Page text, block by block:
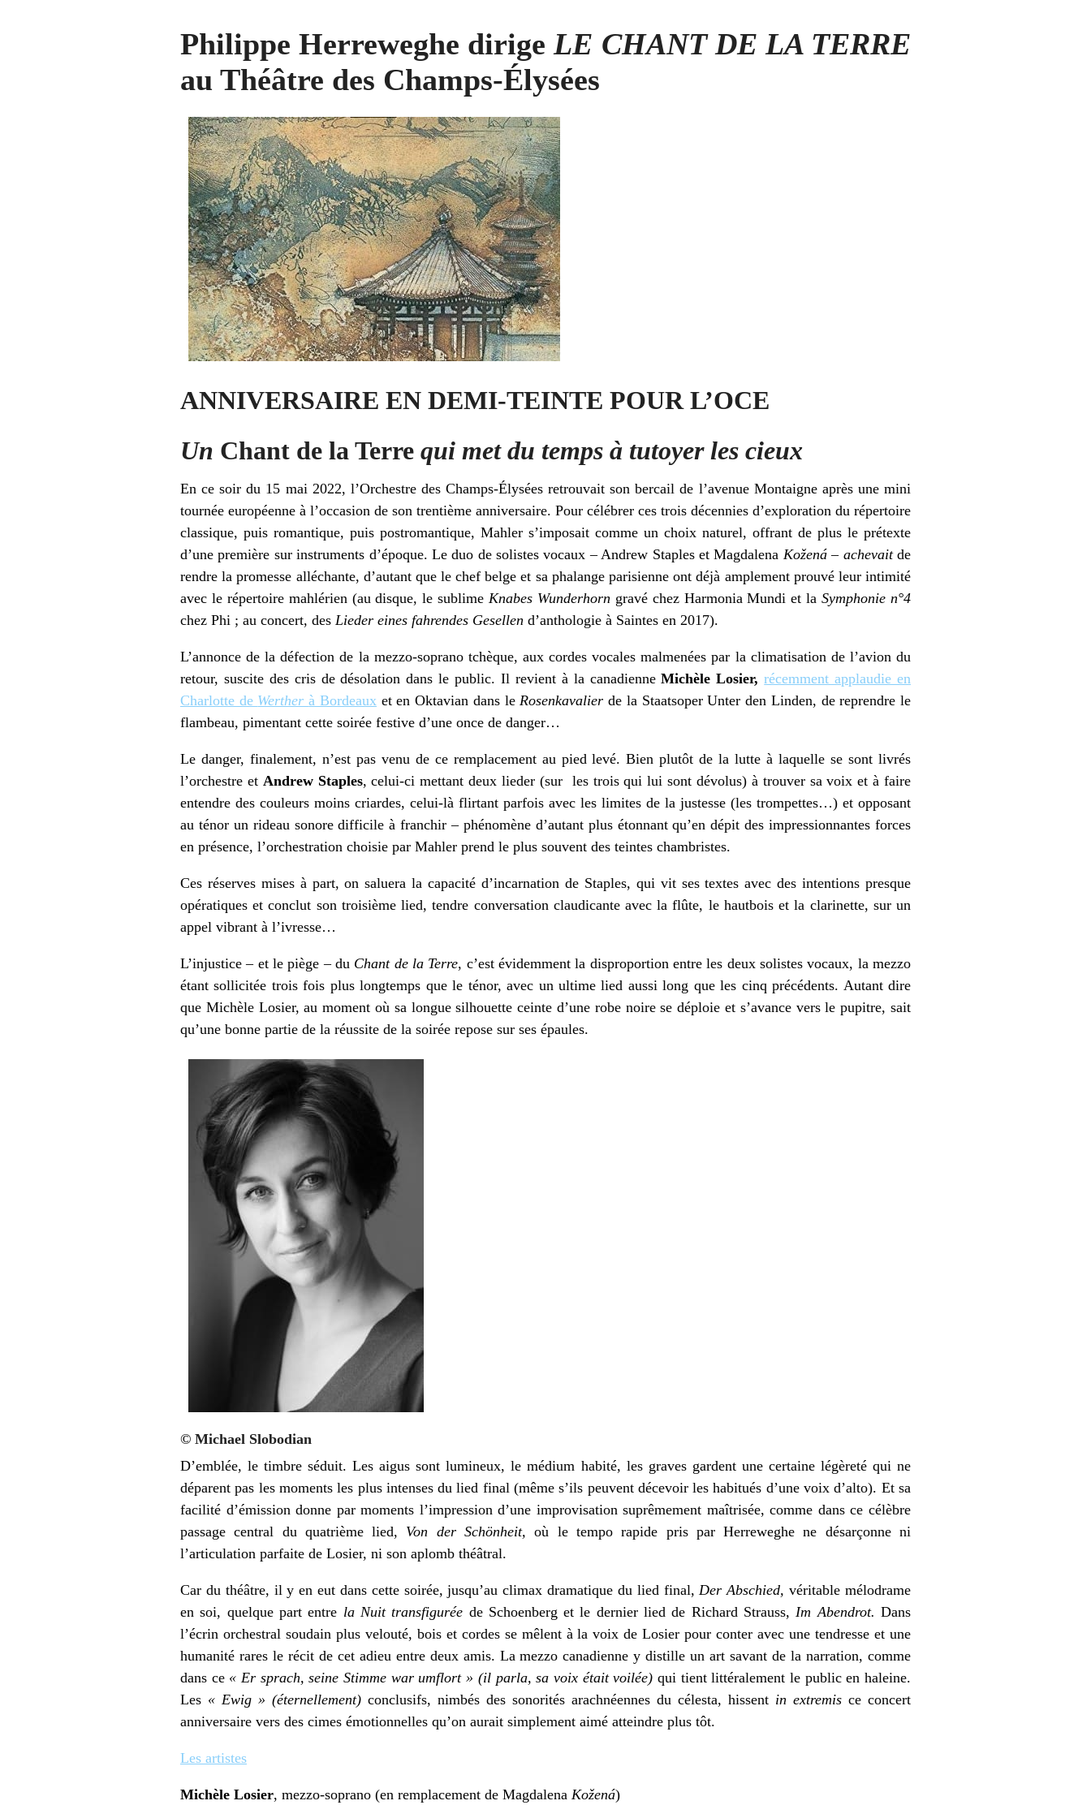
Philippe Herreweghe dirigeLE CHANT DE LA TERRE
au Théâtre des Champs-Élysées
ANNIVERSAIRE EN DEMI-TEINTE POUR L’OCE
Un Chant de la Terre qui met du temps à tutoyer les cieux
En ce soir du 15 mai 2022, l’Orchestre des Champs-Élysées retrouvait son bercail de l’avenue Montaigne après une mini
tournée européenne à l’occasion de son trentième anniversaire. Pour célébrer ces trois décennies d’exploration du répertoire
classique, puis romantique, puis postromantique, Mahler s’imposait comme un choix naturel, offrant de plus le prétexte
d’une première sur instruments d’époque. Le duo de solistes vocaux – Andrew Staples et Magdalena Kožená– achevaitde
rendre la promesse alléchante, d’autant que le chef belge et sa phalange parisienne ont déjà amplement prouvé leur intimité
avec le répertoire mahlérien (au disque, le sublimeKnabes Wunderhorn gravé chez Harmonia Mundi et laSymphonie n°4
chez Phi ; au concert, des Lieder eines fahrendes Gesellen d’anthologie à Saintes en 2017).
L’annonce de la défection de la mezzo-soprano tchèque, aux cordes vocales malmenées par la climatisation de l’avion du
retour, suscite des cris de désolation dans le public. Il revient à la canadienneMichèle Losier, récemment applaudie en
Charlotte de Wertherà Bordeauxet en Oktavian dans leRosenkavalierde la Staatsoper Unter den Linden, de reprendre le
flambeau, pimentant cette soirée festive d’une once de danger…
Le danger, finalement, n’est pas venu de ce remplacement au pied levé. Bien plutôt de la lutte à laquelle se sont livrés
l’orchestre et Andrew Staples, celui-ci mettant deux lieder (sur les trois qui lui sont dévolus) à trouver sa voix et à faire
entendre des couleurs moins criardes, celui-là flirtant parfois avec les limites de la justesse (les trompettes…) et opposant
au ténor un rideau sonore difficile à franchir – phénomène d’autant plus étonnant qu’en dépit des impressionnantes forces
en présence, l’orchestration choisie par Mahler prend le plus souvent des teintes chambristes.
Ces réserves mises à part, on saluera la capacité d’incarnation de Staples, qui vit ses textes avec des intentions presque
opératiques et conclut son troisième lied, tendre conversation claudicante avec la flûte, le hautbois et la clarinette, sur un
appel vibrant à l’ivresse…
L’injustice – et le piège – du Chant de la Terre, c’est évidemment la disproportion entre les deux solistes vocaux, la mezzo
étant sollicitée trois fois plus longtemps que le ténor, avec un ultime lied aussi long que les cinq précédents. Autant dire
que Michèle Losier, au moment où sa longue silhouette ceinte d’une robe noire se déploie et s’avance vers le pupitre, sait
qu’une bonne partie de la réussite de la soirée repose sur ses épaules.
© Michael Slobodian
D’emblée, le timbre séduit. Les aigus sont lumineux, le médium habité, les graves gardent une certaine légèreté qui ne
déparent pas les moments les plus intenses du lied final (même s’ils peuvent décevoir les habitués d’une voix d’alto). Et sa
facilité d’émission donne par moments l’impression d’une improvisation suprêmement maîtrisée, comme dans ce célèbre
passage central du quatrième lied, Von der Schönheit,où le tempo rapide pris par Herreweghe ne désarçonne ni
l’articulation parfaite de Losier, ni son aplomb théâtral.
Car du théâtre, il y en eut dans cette soirée, jusqu’au climax dramatique du lied final,Der Abschied,véritable mélodrame
en soi, quelque part entre la Nuit transfigurée de Schoenberg et le dernier lied de Richard Strauss,Im Abendrot. Dans
l’écrin orchestral soudain plus velouté, bois et cordes se mêlent à la voix de Losier pour conter avec une tendresse et une
humanité rares le récit de cet adieu entre deux amis. La mezzo canadienne y distille un art savant de la narration, comme
dans ce «Er sprach, seine Stimme war umflort » (il parla, sa voix était voilée) qui tient littéralement le public en haleine.
Les « Ewig » (éternellement) conclusifs, nimbés des sonorités arachnéennes du célesta, hissent in extremis ce concert
anniversaire vers des cimes émotionnelles qu’on aurait simplement aimé atteindre plus tôt.
Les artistes
Michèle Losier, mezzo-soprano (en remplacement de Magdalena Kožená)